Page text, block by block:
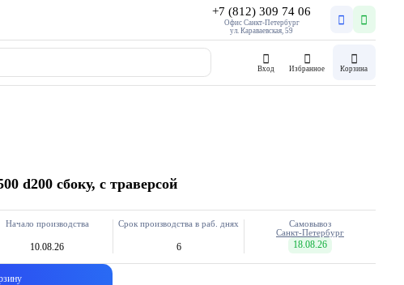
+7 (812) 309 74 06
Офис Санкт-Петербург
ул. Караваевская, 59
Вход Избранное Корзина
d200 сбоку, с траверсой
Начало производства
10.08.26
Срок производства в раб. днях
6
Самовывоз
Санкт-Петербург
18.08.26